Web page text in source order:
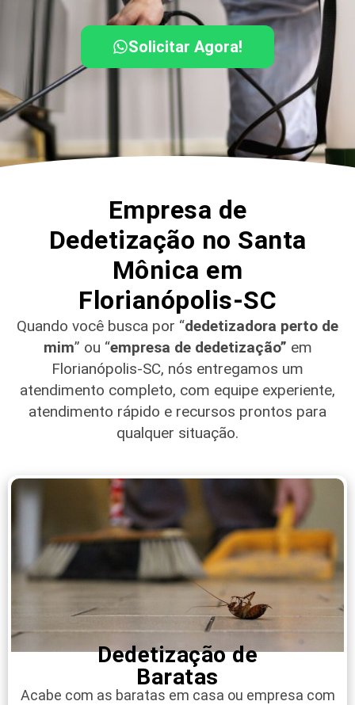
Solicitar Agora!
Empresa de
Dedetização no Santa
Mônica em
Florianópolis-SC
Quando você busca por “dedetizadora perto de
mim” ou “empresa de dedetização” em
Florianópolis-SC, nós entregamos um
atendimento completo, com equipe experiente,
atendimento rápido e recursos prontos para
qualquer situação.
Dedetização de
Baratas
Acabe com as baratas em casa ou empresa com